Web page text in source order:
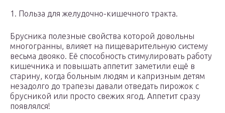
1. Польза для желудочно-кишечного тракта.
Брусника полезные свойства которой довольны
многогранны, влияет на пищеварительную систему
весьма двояко. Её способность стимулировать работу
кишечника и повышать аппетит заметили ещё в
старину, когда больным людям и капризным детям
незадолго до трапезы давали отведать пирожок с
брусникой или просто свежих ягод. Аппетит сразу
появлялся!